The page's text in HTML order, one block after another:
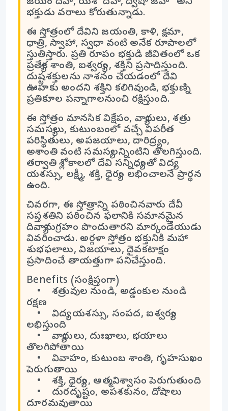
భక్తుడు వరాలు కోరుతున్నాడు.
ఈ స్తోత్రంలో దేవిని జయంతి, కాళి, క్షమా,
ధాత్రి, స్వాహా, స్వధా వంటి అనేక రూపాలలో
స్తుతిస్తారు. ప్రతి రూపం భక్తుడి జీవితంలో ఒక
ప్రత్యేక శాంతి, ఐశ్వర్యం, శక్తిని ప్రసాదిస్తుంది.
దుష్టశక్తులను నాశనం చేయడంలో దేవి
ఊహకు అందని శక్తిని కలిగివుండి, భక్తుణ్ని
ప్రతికూల పన్నాగాలనుంచి రక్షిస్తుంది.
ఈ స్తోత్రం మానసిక విక్షేపం, వ్యాధులు, శత్రు
సమస్యలు, కుటుంబంలో వచ్చే విపరీత
పరిస్థితులు, అపజయాలు, దారిద్ర్యం,
అశాంతి వంటి సమస్యలన్నింటిని తొలగిస్తుంది.
తర్వాతి శ్లోకాలలో దేవి సన్నిధ్యంతో విద్య,
యశస్సు, లక్ష్మీ, శక్తి, ధైర్యం లభించాలనే ప్రార్థన
ఉంది.
చివరగా, ఈ స్తోత్రాన్ని పఠించినవారు దేవీ
సప్తశతిని పఠించిన ఫలానికి సమానమైన
దివ్యానుగ్రహం పొందుతారని మార్కండేయుడు
వివరించాడు. అర్గళా స్తోత్రం భక్తునికి మహా
శుభఫలాలు, విజయాలు, దైవకటాక్షం
ప్రసాదించే తాయత్తుగా పనిచేస్తుంది.
Benefits (సంక్షిప్తంగా)
• శత్రువుల నుండి, అడ్డంకుల నుండి
రక్షణ
• విద్య, యశస్సు, సంపద, ఐశ్వర్యం
లభిస్తుంది
• వ్యాధులు, దుఃఖాలు, భయాలు
తొలగిపోతాయి
• వివాహం, కుటుంబ శాంతి, గృహసుఖం
పెరుగుతాయి
• శక్తి, ధైర్యం, ఆత్మవిశ్వాసం పెరుగుతుంది
• దురదృష్టం, అపశకునం, దోషాలు
దూరమవుతాయి